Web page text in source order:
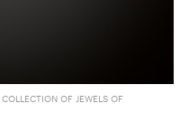
OF JEWELS OF